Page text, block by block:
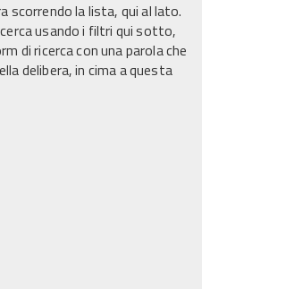
scorrendo la lista, qui al lato.
usando i filtri qui sotto,
di ricerca con una parola che
delibera, in cima a questa